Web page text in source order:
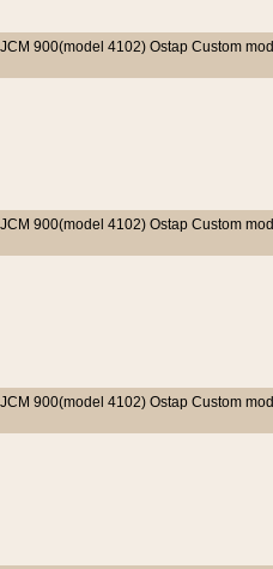
900(model 4102) Ostap Custom mod
900(model 4102) Ostap Custom mod
900(model 4102) Ostap Custom mod